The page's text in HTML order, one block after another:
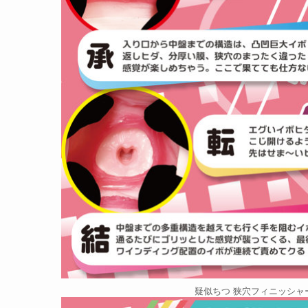
疑似ちつ 狭穴フィニッシャ